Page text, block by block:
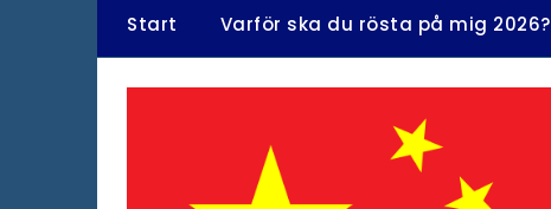
Start Varför ska du rösta på mig 2026?